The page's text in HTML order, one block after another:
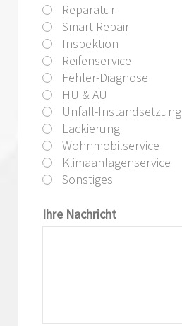
Reparatur
Smart Repair
Inspektion
Reifenservice
Fehler-Diagnose
HU & AU
Unfall-Instandsetzung
Lackierung
Wohnmobilservice
Klimaanlagenservice
Sonstiges
Ihre Nachricht